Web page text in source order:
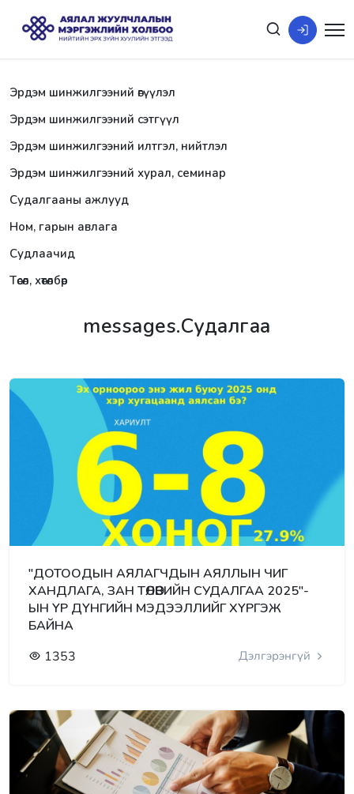
Эрдэм шинжилгээний өгүүлэл
Эрдэм шинжилгээний сэтгүүл
Эрдэм шинжилгээний илтгэл, нийтлэл
Эрдэм шинжилгээний хурал, семинар
Судалгааны ажлууд
Ном, гарын авлага
Судлаачид
Төсөл, хөтөлбөр
messages.Судалгаа
"ДОТООДЫН АЯЛАГЧДЫН АЯЛЛЫН ЧИГ
ХАНДЛАГА, ЗАН ТӨЛӨВИЙН СУДАЛГАА 2025"-
ЫН ҮР ДҮНГИЙН МЭДЭЭЛЛИЙГ ХҮРГЭЖ
БАЙНА
1353
Дэлгэрэнгүй